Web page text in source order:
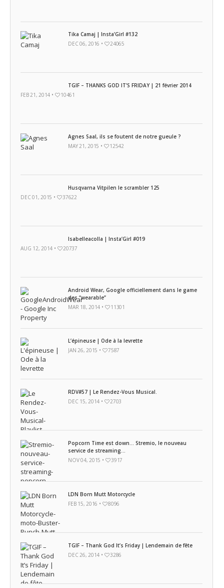
Tika Camaj | Insta’Girl #132
DEC 06, 2016 •
24065
TGIF – THANKS GOD IT’S FRIDAY | 21 février 2014
FEB 21, 2014 •
10461
Agnes Saal, ils se foutent de notre gueule ?
MAY 21, 2015 •
12542
Husqvarna Vitpilen le scrambler 125
DEC 01, 2015 •
37622
Isabelleacolla | Insta’Girl #019
AUG 12, 2014 •
20737
Android Wear, Google officiellement dans le game
des “wearable”
MAR 18, 2014 •
11301
L’épineuse | Ode à la levrette
JAN 26, 2015 •
7587
RDV#57 | Le Rendez-Vous Musical.
DEC 15, 2014 •
2703
Popcorn Time est down… Stremio, le nouveau
service de streaming...
NOV 04, 2015 •
3917
LDN Born Mutt Motorcycle
FEB 15, 2016 •
8096
TGIF – Thank God It’s Friday | Lendemain de fête
DEC 26, 2014 •
3286